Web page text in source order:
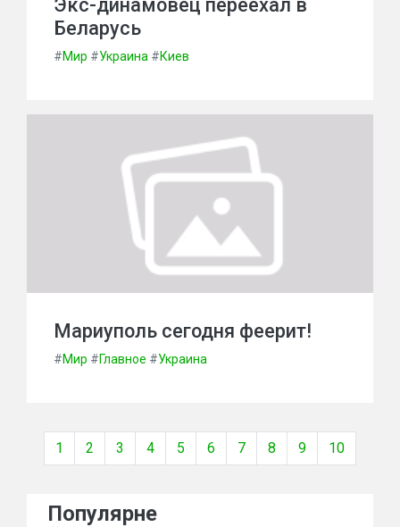
Экс-динамовец переехал в
Беларусь
#Мир #Украина #Киев
Мариуполь сегодня феерит!
#Мир #Главное #Украина
1 2 3 4 5 6 7 8 9 10
Популярне